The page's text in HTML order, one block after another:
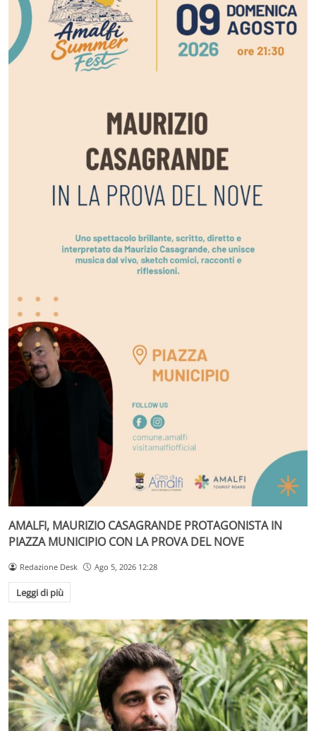
AMALFI, MAURIZIO CASAGRANDE PROTAGONISTA IN
PIAZZA MUNICIPIO CON LA PROVA DEL NOVE
Redazione Desk Ago 5, 2026 12:28
Leggi di più